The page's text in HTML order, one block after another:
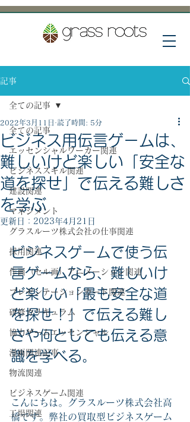
記事
全ての記事
エッセンシャルワーカー関連
ビジネススキル関連
建設関連
マネジメント
グラスルーツ株式会社の仕事関連
採用関連
作画（セル画）アニメーション関連
プレゼンテーションカード関連
研修カリキュラム
協力ゲームエッセンシャル
漫画関連記事
物流関連
ビジネスゲーム関連
工場関連
全ての記事
ビジネス用伝言ゲームは、
難しいけど楽しい「安全な
道を探せ」で伝える難しさ
を学ぶ
2022年3月11日 読了時間: 5分
更新日： 2023年4月21日
ビジネスゲームで使う伝
言ゲームなら、難しいけ
ど楽しい「最も安全な道
を探せ！」で伝える難し
さや何としても伝える意
識を学べる。
こんにちは。グラスルーツ株式会社高
橋です。弊社の買取型ビジネスゲーム